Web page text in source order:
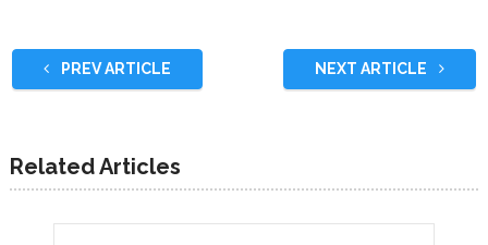
PREV ARTICLE NEXT ARTICLE
Related Articles